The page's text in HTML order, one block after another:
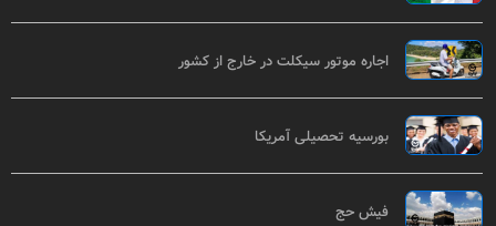
اجاره موتور سیکلت در خارج از کشور
بورسیه تحصیلی آمریکا
فیش حج